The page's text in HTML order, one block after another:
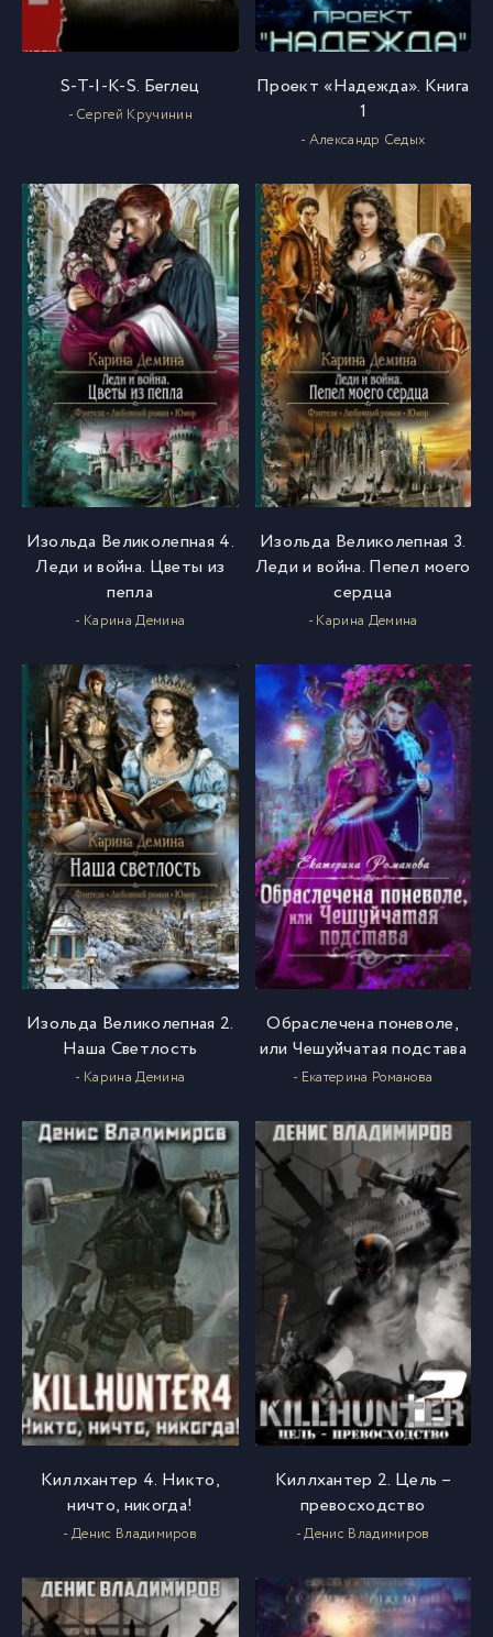
S-T-I-K-S. Беглец
- Сергей Кручинин
Проект «Надежда». Книга
1
- Александр Седых
Изольда Великолепная 4.
Леди и война. Цветы из
пепла
- Карина Демина
Изольда Великолепная 3.
Леди и война. Пепел моего
сердца
- Карина Демина
Изольда Великолепная 2.
Наша Светлость
- Карина Демина
Обраслечена поневоле,
или Чешуйчатая подстава
- Екатерина Романова
Киллхантер 4. Никто,
ничто, никогда!
- Денис Владимиров
Киллхантер 2. Цель –
превосходство
- Денис Владимиров